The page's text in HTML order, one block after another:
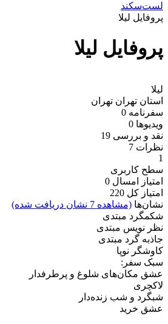
لست‌سکند
پروفایل لیلا
پروفایل لیلا
لیلا
استان تهران تهران
سفرنامه 0
ویدیو‌ها 0
نقد و بررسی 19
نظرات 7
1
سطح کاربری
امتیاز امسال 0
امتیاز کل 220
نشان‌ها (مشاهده 7 نشان دریافت شده)
شکمگرد مبتدی
نظر نویس مبتدی
جاذبه گرد مبتدی
کاوشگر نوپا
سبک سفر:
عشق مکان‌های شلوغ و پرطرفدار
لاکچری
شبگرد و شب زنده‌دار
عشق خرید